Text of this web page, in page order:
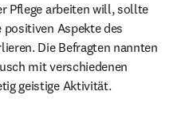
Pflege arbeiten will, sollte
positiven Aspekte des
Die Befragten nannten
mit verschiedenen
geistige Aktivität.